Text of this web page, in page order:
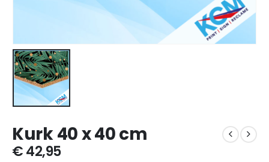
Kurk 40 x 40 cm
€42,95